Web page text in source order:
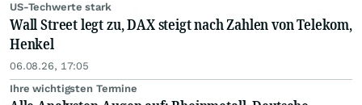
US-Techwerte stark
Wall Street legt zu, DAX steigt nach Zahlen von Telekom,
Henkel
06.08.26, 17:05
Ihre wichtigsten Termine